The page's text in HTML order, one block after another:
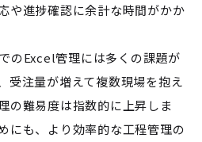
や進捗確認に余計な時間がかか
のExcel管理には多くの課題が
受注量が増えて複数現場を抱え
の難易度は指数的に上昇しま
にも、より効率的な工程管理の